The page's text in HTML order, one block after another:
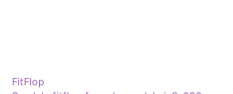
FitFlop